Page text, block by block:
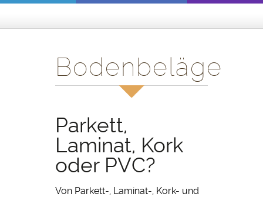
Bodenbeläge
Parkett,
Laminat, Kork
oder PVC?
Von Parkett-, Laminat-, Kork- und